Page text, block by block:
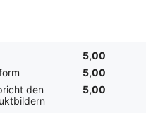
5,00
5,00
den
5,00